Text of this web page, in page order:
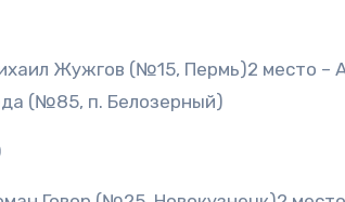
Жужгов (№15, Пермь)2 место –
(№85, п. Белозерный)